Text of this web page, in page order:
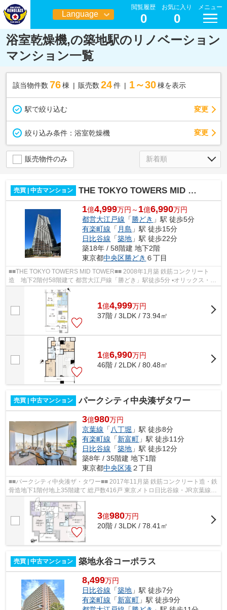
Language
日本語
閲覧履歴
0
お気に入り
0
メニュー
浴室乾燥機,の築地駅のリノベーション
マンション一覧
該当物件数 76棟 販売数 24 件 1～30 棟を表示
駅で絞り込む 変更
絞り込み条件： 浴室乾燥機 変更
販売物件のみ
売買 | 中古マンション THE TOKYO TOWERS MID TOWER
1億4,999万円～ 1億6,990万円
都営大江戸線 「 勝どき 」駅 徒歩5分
有楽町線 「 月島 」駅 徒歩15分
日比谷線 「築地 」駅 徒歩22分
築18年 / 58階建 地下2階
東京都中央区勝どき ６丁目
■■THE TOKYO TOWERS MID TOWER■■ 2008年1月築 鉄筋コンクリート
造 地下2階付58階建て 都営大江戸線「勝どき」駅徒歩5分 ▪オリックス・住
商・東急不動産旧分譲×前田建設・大成建...
1億4,999万円
37階 / 3LDK / 73.94㎡
1億6,990万円
46階 / 2LDK / 80.48㎡
売買 | 中古マンション パークシティ中央湊ザタワー
3億980万円
京葉線 「 八丁堀 」駅 徒歩8分
有楽町線 「新富町 」駅 徒歩11分
日比谷線 「築地 」駅 徒歩12分
築8年 / 35階建 地下1階
東京都中央区湊２丁目
■■パークシティ中央湊ザ・タワー■■ 2017年11月築 鉄筋コンクリート造・鉄
骨造地下1階付地上35階建て 総戸数416戸 東京メトロ日比谷線・JR京葉線
「八丁堀」駅徒歩8分 オートロック ...
3億980万円
20階 / 3LDK / 78.41㎡
売買 | 中古マンション 築地永谷コーポラス
8,499万円
日比谷線 「築地 」駅 徒歩7分
有楽町線 「新富町 」駅 徒歩9分